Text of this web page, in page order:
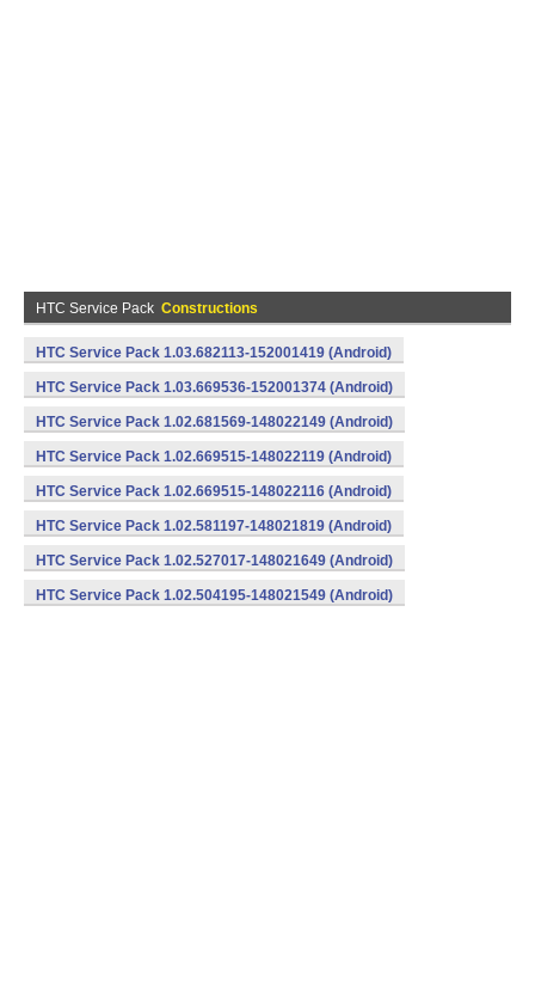
HTC Service Pack Constructions
HTC Service Pack 1.03.682113-152001419 (Android)
HTC Service Pack 1.03.669536-152001374 (Android)
HTC Service Pack 1.02.681569-148022149 (Android)
HTC Service Pack 1.02.669515-148022119 (Android)
HTC Service Pack 1.02.669515-148022116 (Android)
HTC Service Pack 1.02.581197-148021819 (Android)
HTC Service Pack 1.02.527017-148021649 (Android)
HTC Service Pack 1.02.504195-148021549 (Android)